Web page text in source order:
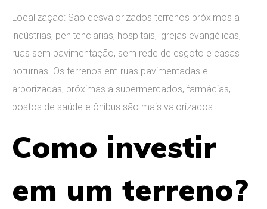
Localização: São desvalorizados terrenos próximos a
indústrias, penitenciarias, hospitais, igrejas evangélicas,
ruas sem pavimentação, sem rede de esgoto e casas
noturnas. Os terrenos em ruas pavimentadas e
arborizadas, próximas a supermercados, farmácias,
postos de saúde e ônibus são mais valorizados.
Como investir
em um terreno?